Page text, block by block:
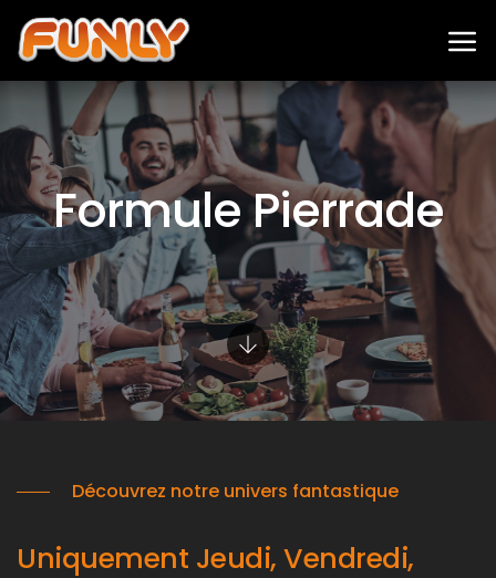
Formule Pierrade
Découvrez notre univers fantastique
Uniquement Jeudi, Vendredi,